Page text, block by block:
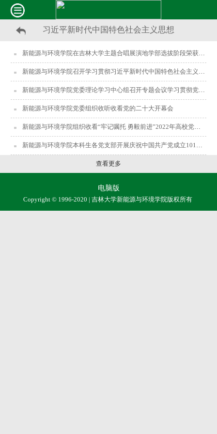
习近平新时代中国特色社会主义思想
新能源与环境学院在吉林大学主题合唱展演地学部选拔阶段荣获第一
新能源与环境学院召开学习贯彻习近平新时代中国特色社会主义思想主题教育动员部署会
新能源与环境学院党委理论学习中心组召开专题会议学习贯彻党的二十大精神
新能源与环境学院党委组织收听收看党的二十大开幕会
新能源与环境学院组织收看“牢记嘱托 勇毅前进”2022年高校党组织示范微党课第7期
新能源与环境学院本科生各党支部开展庆祝中国共产党成立101周年暨“喜迎二十大、奋进新征程”主题党日活动
查看更多
电脑版
Copyright © 1996-2020 | 吉林大学新能源与环境学院版权所有